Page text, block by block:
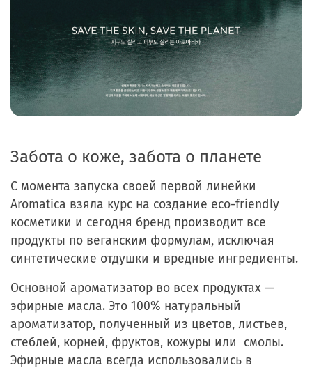
Забота о коже, забота о планете
С момента запуска своей первой линейки
Aromatica взяла курс на создание eco-friendly
косметики и сегодня бренд производит все
продукты по веганским формулам, исключая
синтетические отдушки и вредные ингредиенты.
Основной ароматизатор во всех продуктах —
эфирные масла. Это 100% натуральный
ароматизатор, полученный из цветов, листьев,
стеблей, корней, фруктов, кожуры или смолы.
Эфирные масла всегда использовались в